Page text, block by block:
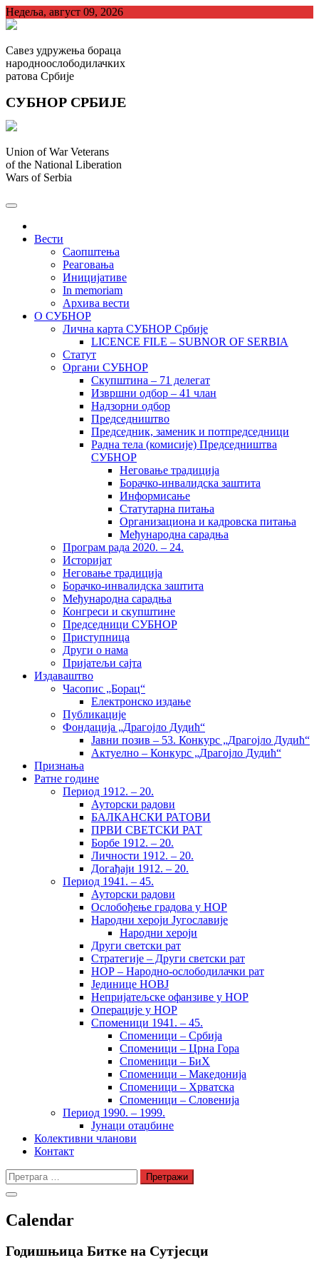
Skip
to
Недеља, август 09, 2026
Савез удружења бораца
народноослободилачких
ратова Србије
СУБНОР СРБИЈЕ
Union of War Veterans
of the National Liberation
Wars of Serbia
Вести
Саопштења
Реаговања
Иницијативе
In memoriam
Архива вести
О СУБНОР
Лична карта СУБНОР Србије
LICENCE FILE – SUBNOR OF SERBIA
Статут
Органи СУБНОР
Скупштина – 71 делегат
Извршни одбор – 41 члан
Надзорни одбор
Председништво
Председник, заменик и потпредседници
Радна тела (комисије) Председништва
СУБНОР
Неговање традиција
Борачко-инвалидска заштита
Информисање
Статутарна питања
Организациона и кадровска питања
Међународна сарадња
Програм рада 2020. – 24.
Историјат
Неговање традиција
Борачко-инвалидска заштита
Међународна сарадња
Конгреси и скупштине
Председници СУБНОР
Приступница
Други о нама
Пријатељи сајта
Издаваштво
Часопис „Борац“
Електронско издање
Публикације
Фондација „Драгојло Дудић“
Јавни позив – 53. Конкурс „Драгојло Дудић“
Актуелно – Конкурс „Драгојло Дудић“
Признања
Ратне године
Период 1912. – 20.
Ауторски радови
БАЛКАНСКИ РАТОВИ
ПРВИ СВЕТСКИ РАТ
Борбе 1912. – 20.
Личности 1912. – 20.
Догађаји 1912. – 20.
Период 1941. – 45.
Ауторски радови
Ослобођење градова у НОР
Народни хероји Југославије
Народни хероји
Други светски рат
Стратегије – Други светски рат
НОР – Народно-ослободилачки рат
Јединице НОВЈ
Непријатељске офанзиве у НОР
Операције у НОР
Споменици 1941. – 45.
Споменици – Србија
Споменици – Црна Гора
Споменици – БиХ
Споменици – Македонија
Споменици – Хрватска
Споменици – Словенија
Период 1990. – 1999.
Јунаци отаџбине
Колективни чланови
Контакт
Претрага
за:
Calendar
Годишњица Битке на Сутјесци